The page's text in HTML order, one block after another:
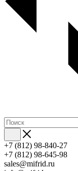
+7 (812) 98-840-27
+7 (812) 98-645-98
sales@mifrid.ru